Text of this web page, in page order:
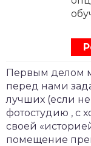
Первым делом
перед нами
лучших (если
фотостудию , с
своей
помещение